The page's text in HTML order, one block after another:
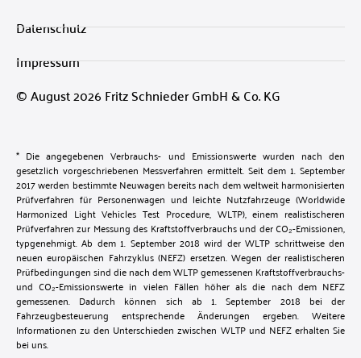
Datenschutz
Impressum
© August 2026 Fritz Schnieder GmbH & Co. KG
* Die angegebenen Verbrauchs- und Emissionswerte wurden nach den
gesetzlich vorgeschriebenen Messverfahren ermittelt. Seit dem 1. September
2017 werden bestimmte Neuwagen bereits nach dem weltweit harmonisierten
Prüfverfahren für Personenwagen und leichte Nutzfahrzeuge (Worldwide
Harmonized Light Vehicles Test Procedure, WLTP), einem realistischeren
Prüfverfahren zur Messung des Kraftstoffverbrauchs und der CO₂-Emissionen,
typgenehmigt. Ab dem 1. September 2018 wird der WLTP schrittweise den
neuen europäischen Fahrzyklus (NEFZ) ersetzen. Wegen der realistischeren
Prüfbedingungen sind die nach dem WLTP gemessenen Kraftstoffverbrauchs-
und CO₂-Emissionswerte in vielen Fällen höher als die nach dem NEFZ
gemessenen. Dadurch können sich ab 1. September 2018 bei der
Fahrzeugbesteuerung entsprechende Änderungen ergeben. Weitere
Informationen zu den Unterschieden zwischen WLTP und NEFZ erhalten Sie
bei uns.